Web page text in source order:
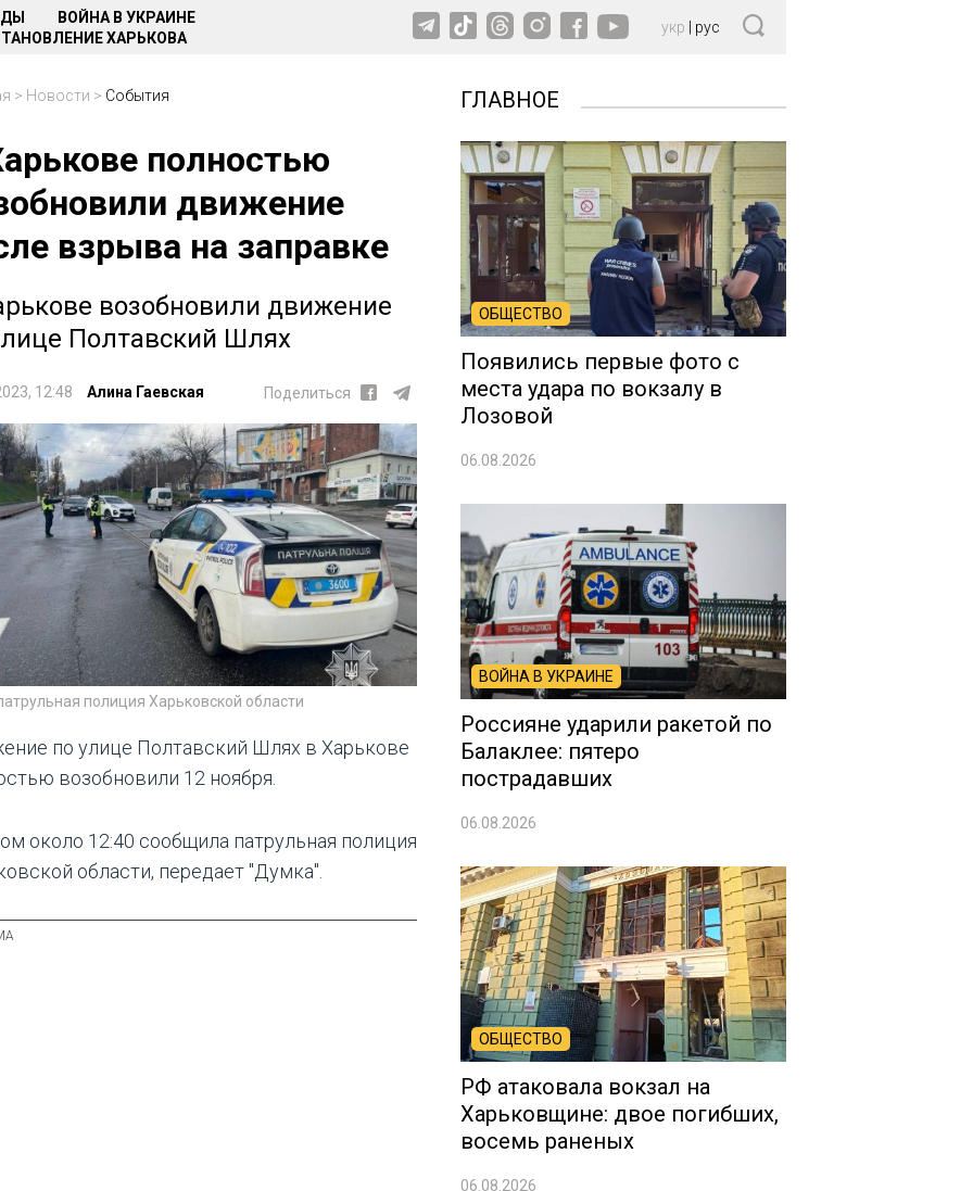
ВОЙНА В УКРАИНЕ
ХАРЬКОВА
укр рус
> Новости > События
полностью
движение
взрыва на заправке
возобновили движение
Полтавский Шлях
12:48 Алина Гаевская Поделиться
полиция Харьковской области
по улице Полтавский Шлях в Харькове
возобновили 12 ноября.
около 12:40 сообщила патрульная полиция
области, передает "Думка".
ГЛАВНОЕ
ОБЩЕСТВО
Появились первые фото с
места удара по вокзалу в
Лозовой
06.08.2026
ВОЙНА В УКРАИНЕ
Россияне ударили ракетой по
Балаклее: пятеро
пострадавших
06.08.2026
ОБЩЕСТВО
РФ атаковала вокзал на
Харьковщине: двое погибших,
восемь раненых
06.08.2026